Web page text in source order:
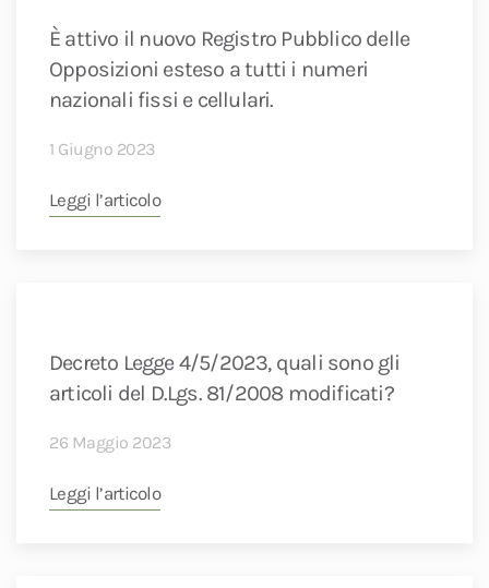
È attivo il nuovo Registro Pubblico delle
Opposizioni esteso a tutti i numeri
nazionali fissi e cellulari.
1 Giugno 2023
Leggi l’articolo
Decreto Legge 4/5/2023, quali sono gli
articoli del D.Lgs. 81/2008 modificati?
26 Maggio 2023
Leggi l’articolo